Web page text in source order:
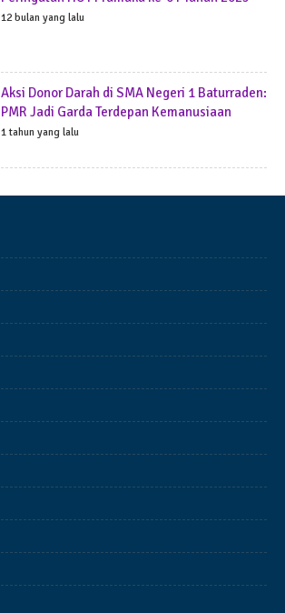
12 bulan yang lalu
Aksi Donor Darah di SMA Negeri 1 Baturraden:
PMR Jadi Garda Terdepan Kemanusiaan
1 tahun yang lalu